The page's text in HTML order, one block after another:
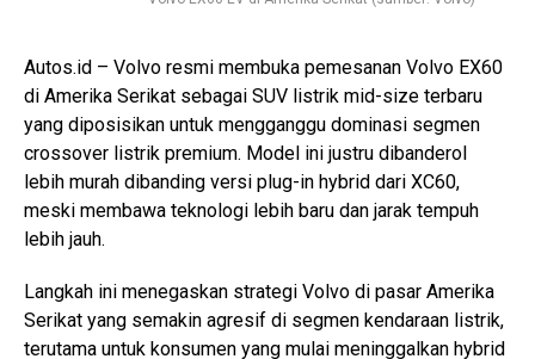
Autos.id – Volvo resmi membuka pemesanan Volvo EX60
di Amerika Serikat sebagai SUV listrik mid-size terbaru
yang diposisikan untuk mengganggu dominasi segmen
crossover listrik premium. Model ini justru dibanderol
lebih murah dibanding versi plug-in hybrid dari XC60,
meski membawa teknologi lebih baru dan jarak tempuh
lebih jauh.
Langkah ini menegaskan strategi Volvo di pasar Amerika
Serikat yang semakin agresif di segmen kendaraan listrik,
terutama untuk konsumen yang mulai meninggalkan hybrid